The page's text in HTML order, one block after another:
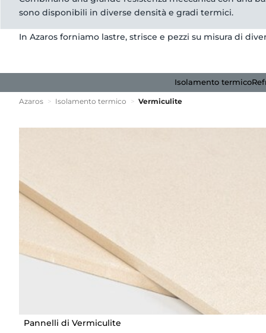
sono disponibili in diverse densità e gradi termici.
In Azaros forniamo lastre, strisce e pezzi su misura di
Isolamento termico
Azaros > Isolamento termico > Vermiculite
Pannelli di Vermiculite